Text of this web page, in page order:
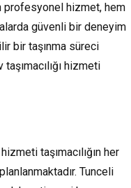
profesyonel hizmet, hem
güvenli bir deneyim
bir taşınma süreci
hizmeti
taşımacılığın her
Tunceli